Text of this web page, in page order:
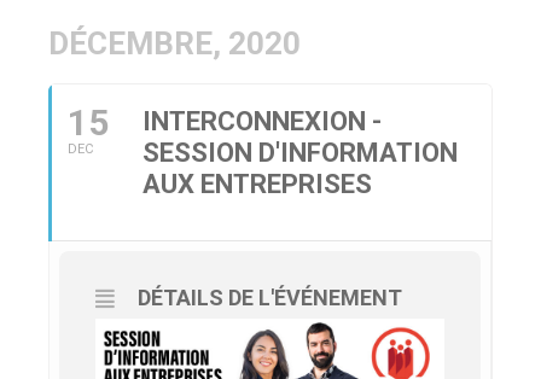
DÉCEMBRE, 2020
15
DEC
INTERCONNEXION -
SESSION D'INFORMATION
AUX ENTREPRISES
DÉTAILS DE L'ÉVÉNEMENT